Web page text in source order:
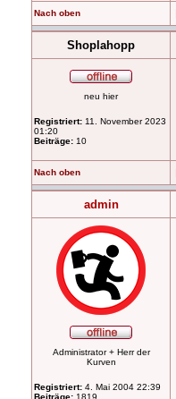
Nach oben
Shoplahopp
neu hier
Registriert: 11. November 2023
01:20
Beiträge: 10
Nach oben
admin
Administrator + Herr der
Kurven
Registriert: 4. Mai 2004 22:39
Beiträge: 1819